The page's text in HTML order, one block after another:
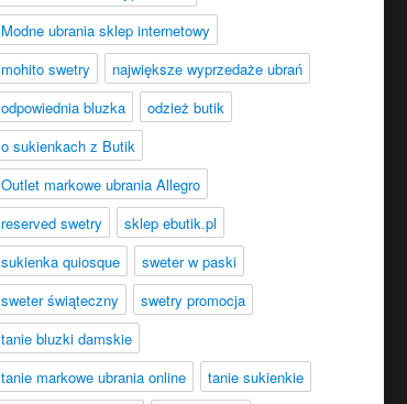
Modne ubrania sklep internetowy
mohito swetry
największe wyprzedaże ubrań
odpowiednia bluzka
odzież butik
o sukienkach z Butik
Outlet markowe ubrania Allegro
reserved swetry
sklep ebutik.pl
sukienka quiosque
sweter w paski
sweter świąteczny
swetry promocja
tanie bluzki damskie
tanie markowe ubrania online
tanie sukienkie